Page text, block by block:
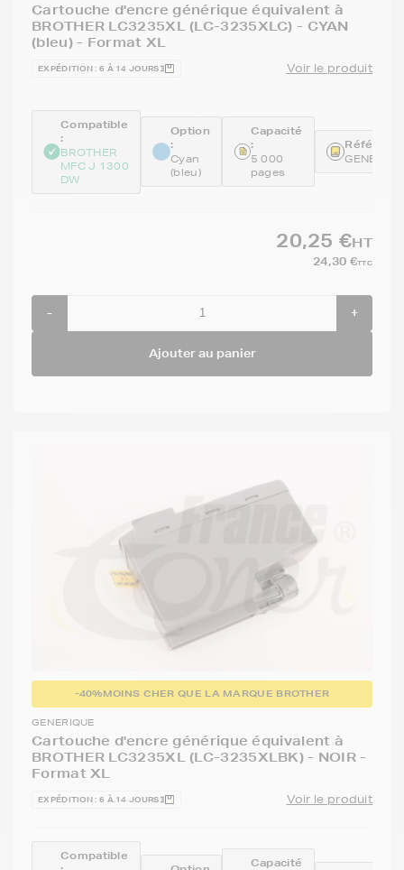
Cartouche d'encre générique équivalent à
BROTHER LC3235XL (LC-3235XLC) - CYAN
(bleu) - Format XL
EXPÉDITION : 6 À 14 JOURS Voir le produit
Compatible
:
BROTHER
MFC J 1300
DW
Option
:
Cyan
(bleu)
Capacité
:
5 000
pages
20,25 €HT
24,30 €TTC
- +
Ajouter au panier
-40%MOINS CHER QUE LA MARQUE BROTHER
GENERIQUE
Cartouche d'encre générique équivalent à
BROTHER LC3235XL (LC-3235XLBK) - NOIR -
Format XL
EXPÉDITION : 6 À 14 JOURS Voir le produit
Compatible
Capacité